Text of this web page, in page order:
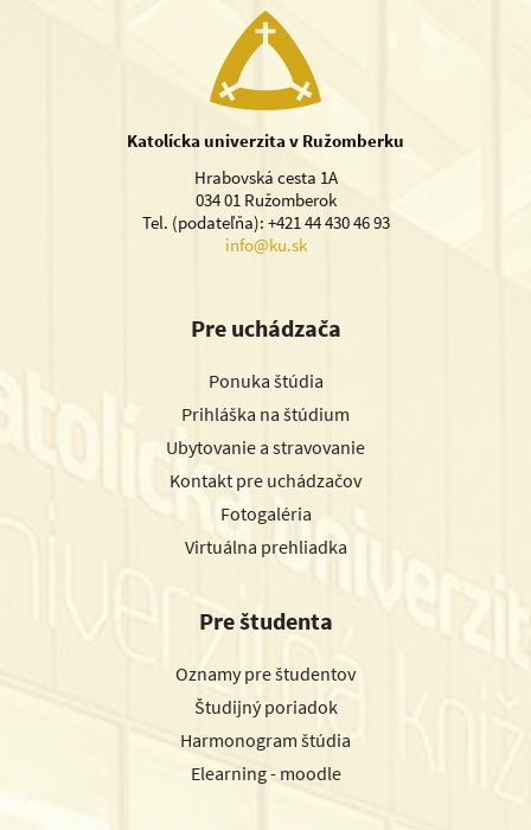
Katolícka univerzita v Ružomberku
Hrabovská cesta 1A
034 01 Ružomberok
Tel. (podateľňa): +421 44 430 46 93
info@ku.sk
Pre uchádzača
Ponuka štúdia
Prihláška na štúdium
Ubytovanie a stravovanie
Kontakt pre uchádzačov
Fotogaléria
Virtuálna prehliadka
Pre študenta
Oznamy pre študentov
Študijný poriadok
Harmonogram štúdia
Elearning - moodle